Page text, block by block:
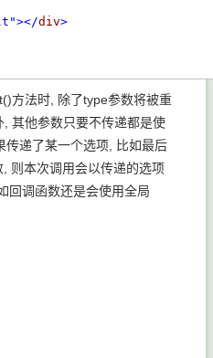
></div>
方法时, 除了type参数将被重
其他参数只要不传递都是使
传递了某一个选项, 比如最后
则本次调用会以传递的选项
回调函数还是会使用全局